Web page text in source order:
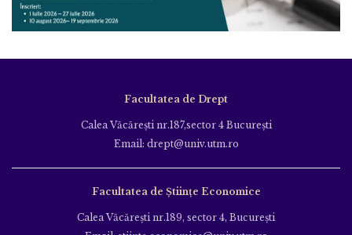
Facultatea de Drept
Calea Văcăreşti nr.187,sector 4 Bucureşti
Email: drept@univ.utm.ro
Facultatea de Științe Economice
Calea Văcăreşti nr.189, sector 4, Bucureşti